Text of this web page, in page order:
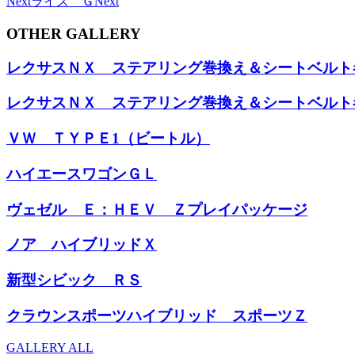
OTHER GALLERY
レクサスＮＸ ステアリング巻換え＆シートベルト
レクサスＮＸ ステアリング巻換え＆シートベルト
ＶＷ ＴＹＰＥ1（ビートル）
ハイエースワゴンＧＬ
ヴェゼル Ｅ：ＨＥＶ Ｚプレイパッケージ
ノア ハイブリッドＸ
新型シビック ＲＳ
クラウンスポーツハイブリッド スポーツＺ
GALLERY ALL